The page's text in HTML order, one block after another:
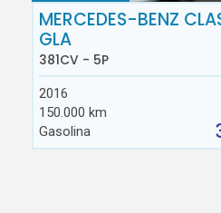
MERCEDES-BENZ
GLA
381CV - 5P
2016
150.000 km
Gasolina